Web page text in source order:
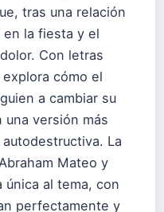
tras una relación
la fiesta y el
Con letras
cómo el
a cambiar su
versión más
La
Mateo y
única al tema, con
perfectamente y